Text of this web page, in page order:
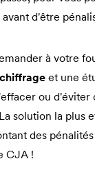
d'être
à votre
et une
ou d'éviter
solution la plus
des
CJA !